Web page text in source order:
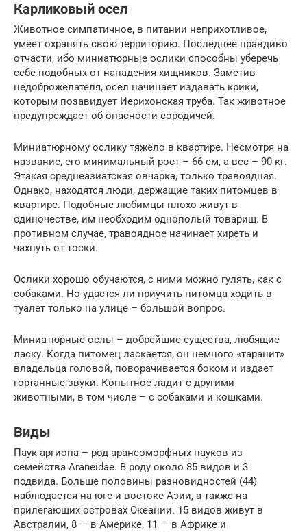
Карликовый осел
Животное симпатичное, в питании неприхотливое,
умеет охранять свою территорию. Последнее правдиво
отчасти, ибо миниатюрные ослики способны уберечь
себе подобных от нападения хищников. Заметив
недоброжелателя, осел начинает издавать крики,
которым позавидует Иерихонская труба. Так животное
предупреждает об опасности сородичей.
Миниатюрному ослику тяжело в квартире. Несмотря на
название, его минимальный рост – 66 см, а вес – 90 кг.
Этакая среднеазиатская овчарка, только травоядная.
Однако, находятся люди, держащие таких питомцев в
квартире. Подобные любимцы плохо живут в
одиночестве, им необходим однополый товарищ. В
противном случае, травоядное начинает хиреть и
чахнуть от тоски.
Ослики хорошо обучаются, с ними можно гулять, как с
собаками. Но удастся ли приучить питомца ходить в
туалет только на улице – большой вопрос.
Миниатюрные ослы – добрейшие существа, любящие
ласку. Когда питомец ласкается, он немного «таранит»
владельца головой, поворачивается боком и издает
гортанные звуки. Копытное ладит с другими
животными, в том числе – с собаками и кошками.
Виды
Паук аргиопа – род аранеоморфных пауков из
семейства Araneidae. В роду около 85 видов и 3
подвида. Больше половины разновидностей (44)
наблюдается на юге и востоке Азии, а также на
прилегающих островах Океании. 15 видов живут в
Австралии, 8 — в Америке, 11 — в Африке и